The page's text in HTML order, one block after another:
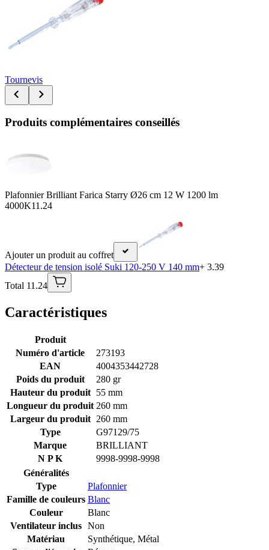
Tournevis
Produits complémentaires conseillés
Plafonnier Brilliant Farica Starry Ø26 cm 12 W 1200 lm
4000K11.24
Ajouter un produit au coffret
Détecteur de tension isolé Suki 120-250 V 140 mm+ 3.39
Total 11.24
Caractéristiques
Produit
Numéro d'article
273193
EAN
4004353442728
Poids du produit
280 gr
Hauteur du produit
55 mm
Longueur du produit 260 mm
Largeur du produit
260 mm
Type
G97129/75
Marque
BRILLIANT
N P K
9998-9998-9998
Généralités
Type
Plafonnier
Famille de couleurs Blanc
Couleur
Blanc
Ventilateur inclus Non
Matériau
Synthétique, Métal